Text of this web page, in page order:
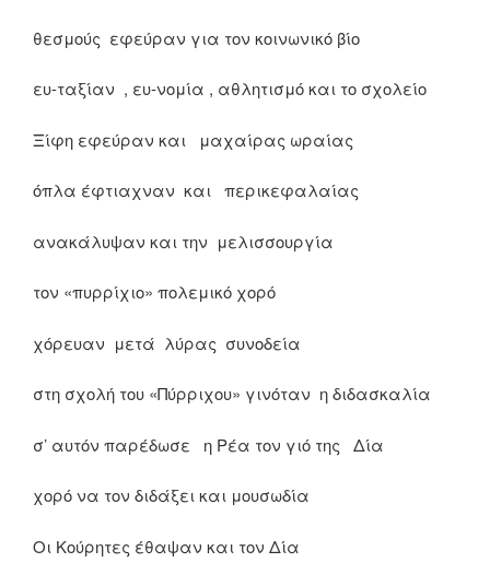
θεσμούς εφεύραν για τον κοινωνικό βίο
ευ-ταξίαν , ευ-νομία , αθλητισμό και το σχολείο
Ξίφη εφεύραν και μαχαίρας ωραίας
όπλα έφτιαχναν και περικεφαλαίας
ανακάλυψαν και την μελισσουργία
τον «πυρρίχιο» πολεμικό χορό
χόρευαν μετά λύρας συνοδεία
στη σχολή του «Πύρριχου» γινόταν η διδασκαλία
σ’ αυτόν παρέδωσε η Ρέα τον γιό της Δία
χορό να τον διδάξει και μουσωδία
Οι Κούρητες έθαψαν και τον Δία